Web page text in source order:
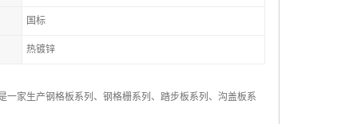
国标
热镀锌
家生产钢格板系列、钢格栅系列、踏步板系列、沟盖板系